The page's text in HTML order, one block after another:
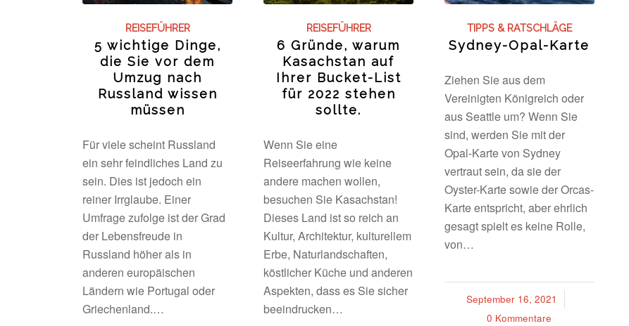
REISEFÜHRER
5 wichtige Dinge,
die Sie vor dem
Umzug nach
Russland wissen
müssen
Für viele scheint Russland
ein sehr feindliches Land zu
sein. Dies ist jedoch ein
reiner Irrglaube. Einer
Umfrage zufolge ist der Grad
der Lebensfreude in
Russland höher als in
anderen europäischen
Ländern wie Portugal oder
Griechenland.…
REISEFÜHRER
6 Gründe, warum
Kasachstan auf
Ihrer Bucket-List
für 2022 stehen
sollte.
Wenn Sie eine
Reiseerfahrung wie keine
andere machen wollen,
besuchen Sie Kasachstan!
Dieses Land ist so reich an
Kultur, Architektur, kulturellem
Erbe, Naturlandschaften,
köstlicher Küche und anderen
Aspekten, dass es Sie sicher
beeindrucken…
TIPPS & RATSCHLÄGE
Sydney-Opal-Karte
Ziehen Sie aus dem
Vereinigten Königreich oder
aus Seattle um? Wenn Sie
sind, werden Sie mit der
Opal-Karte von Sydney
vertraut sein, da sie der
Oyster-Karte sowie der Orcas-
Karte entspricht, aber ehrlich
gesagt spielt es keine Rolle,
von…
September 16, 2021
/
0 Kommentare